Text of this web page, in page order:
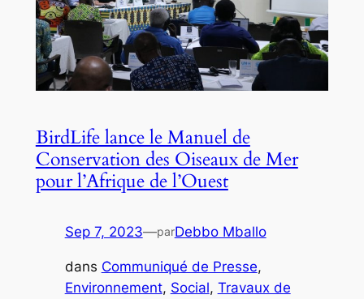
BirdLife lance le Manuel de
Conservation des Oiseaux de Mer
pour l’Afrique de l’Ouest
Sep 7, 2023—parDebbo Mballo
dans Communiqué de Presse
Environnement, Social, Travaux de